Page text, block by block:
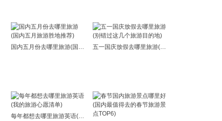
国内五月份去哪里旅游(国内五月旅游胜地推荐) 五一国庆放假去哪里旅游(别错过这几个旅游目的地)
每年都想去哪里旅游英语(我的旅游心愿清单)